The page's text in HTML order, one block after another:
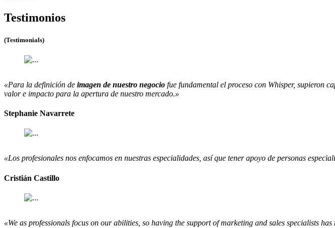
Testimonios
(Testimonials)
«Para la definición de imagen de nuestro negocio fue fundamental el proceso con Whisper, supieron
valor e impacto para la apertura de nuestro mercado.»
Stephanie Navarrete
«Los profesionales nos enfocamos en nuestras especialidades, así que tener apoyo de personas
Cristián Castillo
«We as professionals focus on our abilities, so having the support of marketing and sales specialists